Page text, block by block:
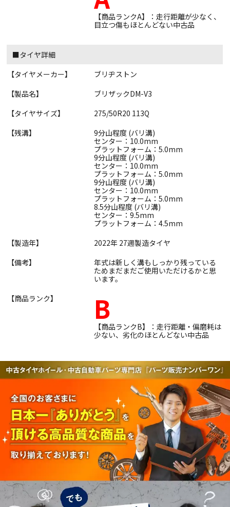
【商品ランクA】：走行距離が少なく、
目立つ傷もほとんどない中古品
■タイヤ詳細
【タイヤメーカー】
ブリヂストン
【製品名】
ブリザックDM-V3
【タイヤサイズ】
275/50R20 113Q
【残溝】
9分山程度 (バリ溝)
センター：10.0mm
プラットフォーム：5.0mm
9分山程度 (バリ溝)
センター：10.0mm
プラットフォーム：5.0mm
9分山程度 (バリ溝)
センター：10.0mm
プラットフォーム：5.0mm
8.5分山程度 (バリ溝)
センター：9.5mm
プラットフォーム：4.5mm
【製造年】
2022年 27週製造タイヤ
【備考】
年式は新しく溝もしっかり残っている
ためまだまだご使用いただけるかと思
います。
【商品ランク】
B
【商品ランクB】：走行距離・偏磨耗は
少ない、劣化のほとんどない中古品